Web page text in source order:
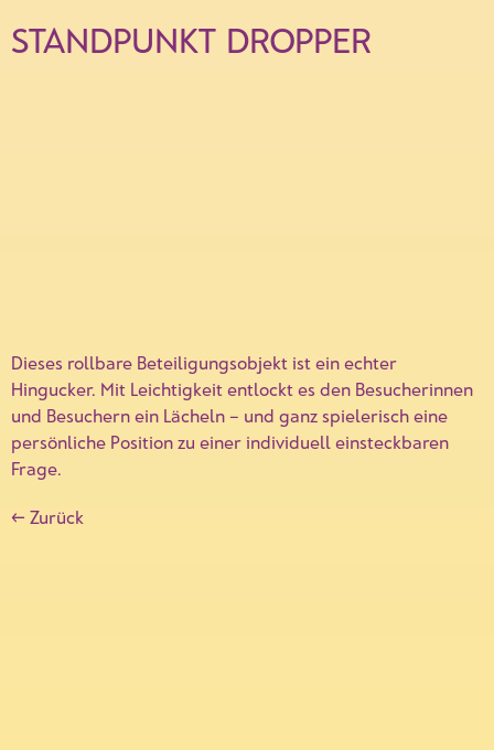
STANDPUNKT DROPPER
Dieses rollbare Beteiligungsobjekt ist ein echter
Hingucker. Mit Leichtigkeit entlockt es den Besucherinnen
und Besuchern ein Lächeln – und ganz spielerisch eine
persönliche Position zu einer individuell einsteckbaren
Frage.
← Zurück